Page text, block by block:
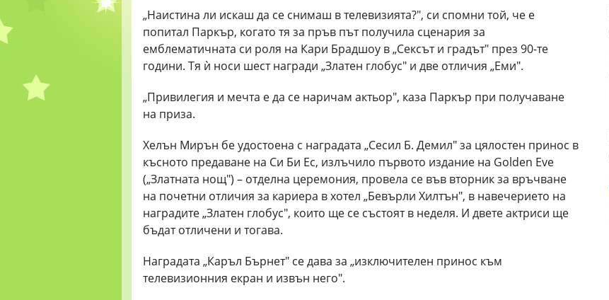
„Наистина ли искаш да се снимаш в телевизията?", си спомни той, че е
попитал Паркър, когато тя за пръв път получила сценария за
емблематичната си роля на Кари Брадшоу в „Сексът и градът" през 90-те
години. Тя ѝ носи шест награди „Златен глобус" и две отличия „Еми".
„Привилегия и мечта е да се наричам актьор", каза Паркър при получаване
на приза.
Хелън Мирън бе удостоена с наградата „Сесил Б. Демил" за цялостен принос в
късното предаване на Си Би Ес, излъчило първото издание на Golden Eve
(„Златната нощ") – отделна церемония, провела се във вторник за връчване
на почетни отличия за кариера в хотел „Бевърли Хилтън", в навечерието на
наградите „Златен глобус", които ще се състоят в неделя. И двете актриси ще
бъдат отличени и тогава.
Наградата „Каръл Бърнет" се дава за „изключителен принос към
телевизионния екран и извън него".